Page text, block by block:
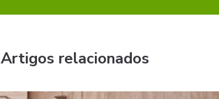
Artigos relacionados